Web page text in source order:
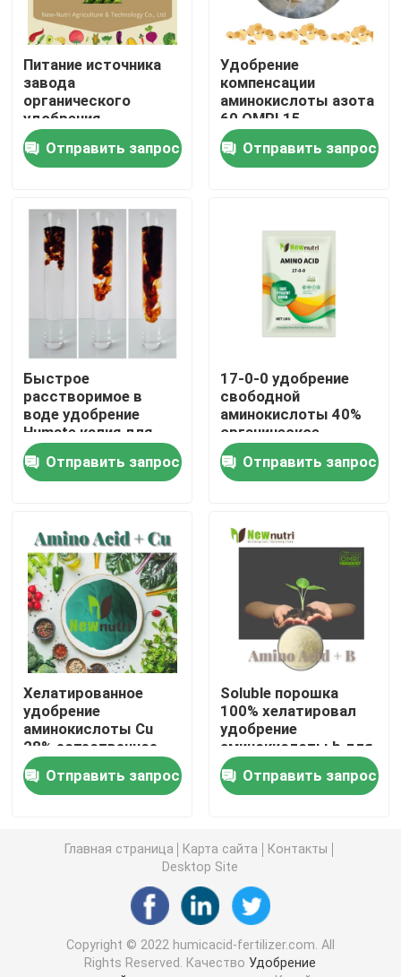
Дома
О Компании
Контакты
Продукция
Удобрение гуминовой кислоты органическое
Аминокислотные органические удобрения
Удобрение азота органическое
Удобрение Humate калия
Порошок Fulvic кисловочный
Гуминовая кислота натрия
Составной порошок аминокислоты
Удобрение гуминовой кислоты
Калий Fulvic кисловочное
жидкостное удобрение выдержки морской
Удобрение аминокислоты
Soluble порошок гуминовой кислоты
Питание источника
завода
органического
удобрения
аминокислоты 80%
Отправить запрос
Удобрение
компенсации
аминокислоты азота
60 OMRI 15
расстворимое в
водеОтправить запрос
Быстрое
расстворимое в
воде удобрение
Humate калия для
всех урожаев
Отправить запрос
17-0-0 удобрение
свободной
аминокислоты 40%
органическое
Отправить запрос
Хелатированное
удобрение
аминокислоты Cu
28% естественное
органическое
Отправить запрос
Soluble порошка
100% хелатировал
удобрение
аминокислоты b для
заводов
Отправить запрос
Главная страница Карта сайта
Контакты
Desktop Site
Copyright © 2022 humicacid-fertilizer.com. All
Rights Reserved. Качество Удобрение